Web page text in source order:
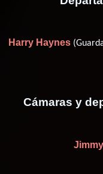
Harry Haynes
Cámaras y
Jimmy